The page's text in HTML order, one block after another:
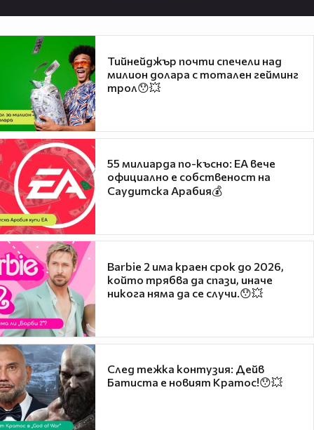
Тийнейджър почти спечели над
милион долара с тотален гейминг
трол😯💥
55 милиарда по-късно: EA вече
официално е собственост на
Саудитска Арабия💰
Barbie 2 има краен срок до 2026,
който трябва да спази, иначе
никога няма да се случи.😯💥
След тежка контузия: Дейв
Батиста е новият Кратос!😯💥